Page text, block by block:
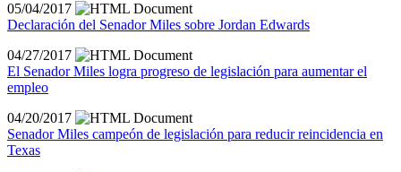
05/04/2017
Declaración del Senador Miles sobre Jordan Edwards
04/27/2017
El Senador Miles logra progreso de legislación para aumentar el
empleo
04/20/2017
Senador Miles campeón de legislación para reducir reincidencia en
Texas